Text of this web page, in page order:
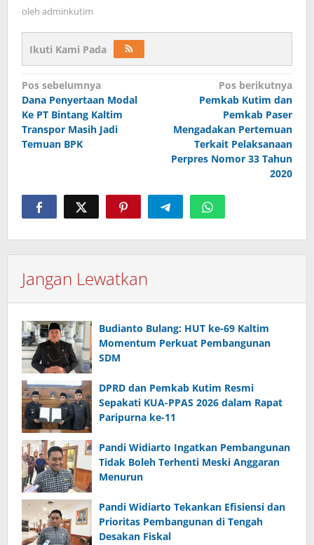
oleh adminkutim
Ikuti Kami Pada
Navigasi
pos
Pos sebelumnya
Dana Penyertaan Modal
Ke PT Bintang Kaltim
Transpor Masih Jadi
Temuan BPK
Pos berikutnya
Pemkab Kutim dan
Pemkab Paser
Mengadakan Pertemuan
Terkait Pelaksanaan
Perpres Nomor 33 Tahun
2020
Jangan Lewatkan
Budianto Bulang: HUT ke-69 Kaltim
Momentum Perkuat Pembangunan
SDM
DPRD dan Pemkab Kutim Resmi
Sepakati KUA-PPAS 2026 dalam Rapat
Paripurna ke-11
Pandi Widiarto Ingatkan Pembangunan
Tidak Boleh Terhenti Meski Anggaran
Menurun
Pandi Widiarto Tekankan Efisiensi dan
Prioritas Pembangunan di Tengah
Desakan Fiskal